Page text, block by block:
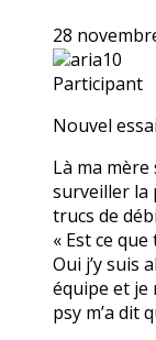
28
aria10
Participant
Nouvel
Là ma
surveiller la
trucs de
« Est ce
Oui j’y suis
équipe et je
psy m’a dit